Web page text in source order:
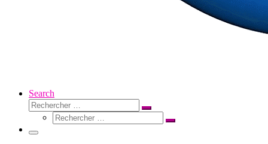
Search
Rechercher
Rechercher
Rechercher
Rechercher
Menu